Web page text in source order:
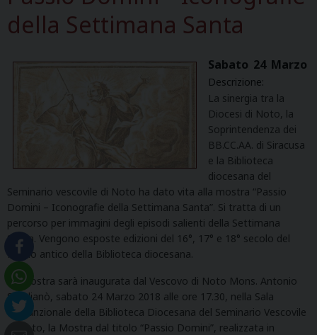
della Settimana Santa
Sabato 24 Marzo
Descrizione:
La sinergia tra la
Diocesi di Noto, la
Soprintendenza dei
BB.CC.AA. di Siracusa
e la Biblioteca
diocesana del
Seminario vescovile di Noto ha dato vita alla mostra “Passio
Domini – Iconografie della Settimana Santa”. Si tratta di un
percorso per immagini degli episodi salienti della Settimana
Santa. Vengono esposte edizioni del 16°, 17° e 18° secolo del
Fondo antico della Biblioteca diocesana.
La mostra sarà inaugurata dal Vescovo di Noto Mons. Antonio
Staglianò, sabato 24 Marzo 2018 alle ore 17.30, nella Sala
Polifunzionale della Biblioteca Diocesana del Seminario Vescovile
di Noto, la Mostra dal titolo “Passio Domini”, realizzata in